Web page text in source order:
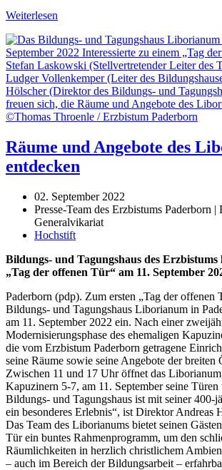
Weiterlesen
Räume und Angebote des
entdecken
02. September 2022
Presse-Team des Erzbistums Paderborn
Generalvikariat
Hochstift
Bildungs- und Tagungshaus des Erzbistums
„Tag der offenen Tür“ am 11. September
Paderborn (pdp). Zum ersten „Tag der offenen
Bildungs- und Tagungshaus Liborianum in
am 11. September 2022 ein. Nach einer
Modernisierungsphase des ehemaligen
die vom Erzbistum Paderborn getragene
seine Räume sowie seine Angebote der breiten
Zwischen 11 und 17 Uhr öffnet das
Kapuzinern 5-7, am 11. September seine
Bildungs- und Tagungshaus ist mit seiner 400-
ein besonderes Erlebnis“, ist Direktor Andreas
Das Team des Liborianums bietet seinen
Tür ein buntes Rahmenprogramm, um den
Räumlichkeiten in herzlich christlichem
– auch im Bereich der Bildungsarbeit –